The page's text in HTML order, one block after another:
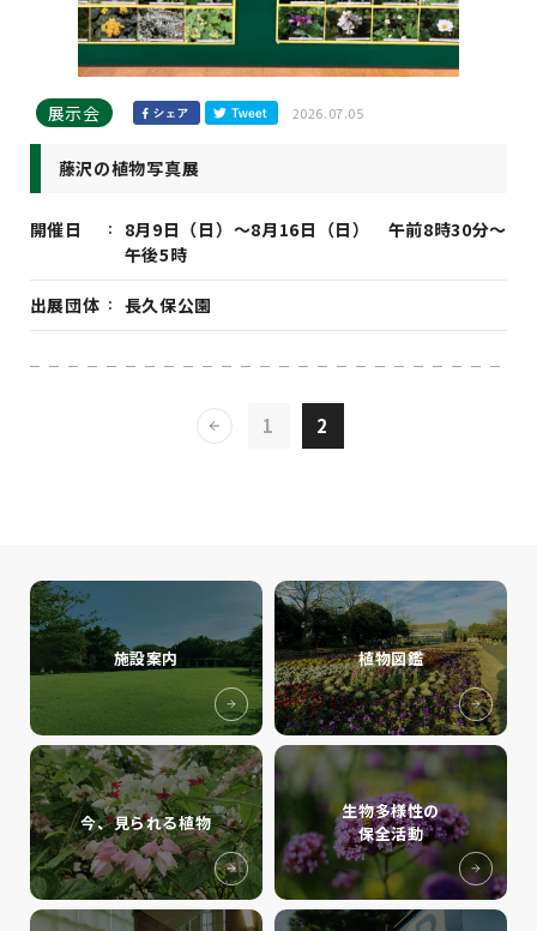
展示会 2026.07.05
藤沢の植物写真展
開催日
8月9日（日）～8月16日（日） 午前8時30分～
午後5時
出展団体 長久保公園
1 2
施設案内 植物図鑑
今、見られる植物
生物多様性の
保全活動